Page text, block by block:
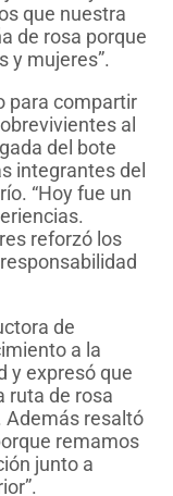
que nuestra
de rosa porque
y mujeres”.
para compartir
al
del bote
integrantes del
“Hoy fue un
reforzó los
de
a la
y expresó que
ruta de rosa
Además resaltó
remamos
junto a